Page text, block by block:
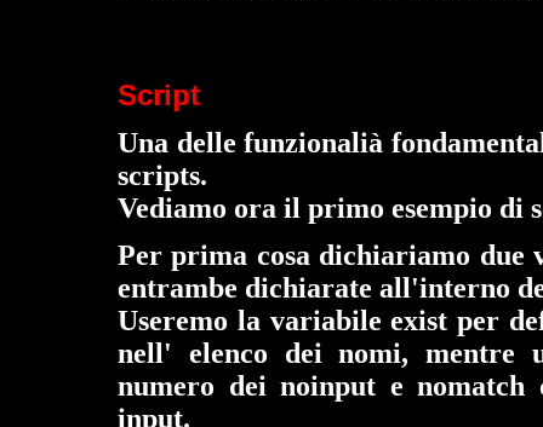
Script
Una delle funzionalià
scripts.
Vediamo ora il primo esempio di
Per prima cosa dichiariamo
entrambe dichiarate all'interno
Useremo la variabile exist per
nell' elenco dei nomi, mentre
numero dei noinput e
input.